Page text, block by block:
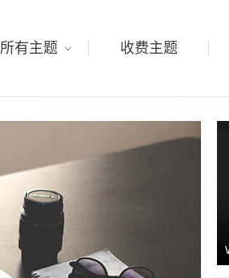
所有主题 收费主题